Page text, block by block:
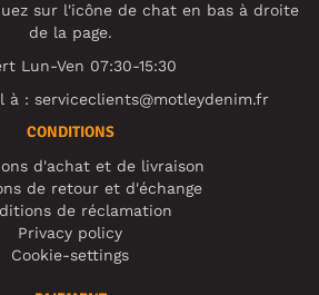
sur l'icône de chat en bas à droite
de la page.
Lun-Ven 07:30-15:30
à : serviceclients@motleydenim.fr
CONDITIONS
d'achat et de livraison
de retour et d'échange
de réclamation
Privacy policy
Cookie-settings